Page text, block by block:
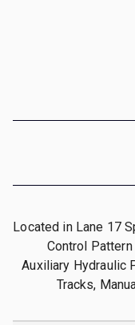
Located in Lane 17
Control Pattern
Auxiliary Hydraulic
Tracks,